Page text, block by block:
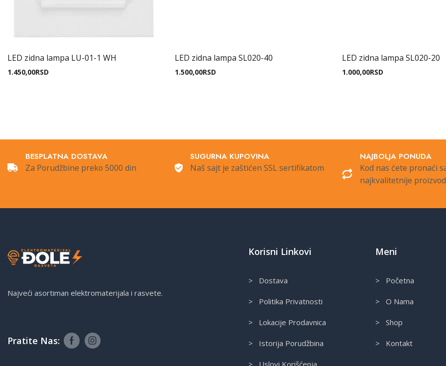
LED zidna lampa LU-01-1 WH
1.450,00RSD
LED zidna lampa SL020-40
1.500,00RSD
LED zidna lampa SL020-20
1.000,00RSD
BESPLATNA DOSTAVA
Za Porudžbine preko 5000 din
SUGURNA KUPOVINA
Naš sajt je zaštićen SSL sertifikatom
NAJBOLJA PONUDA
Kod nas ćete pronaći
najkvalitetnije
Najveći asortiman elektromaterijala i rasvete.
Pratite Nas:
Korisni Linkovi
> Dostava
> Politika Privatnosti
> Lokacije Prodavnica
> Istorija Porudžbina
Meni
> Početna
> O Nama
> Shop
> Kontakt